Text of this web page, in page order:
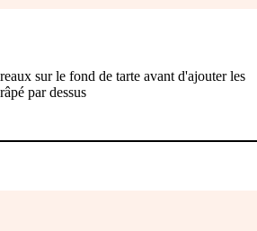
sur le fond de tarte avant d'ajouter les
par dessus